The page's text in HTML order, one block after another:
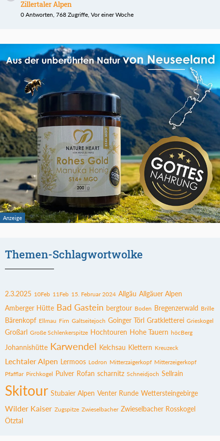
Zillertaler Alpen
0 Antworten, 768 Zugriffe, Vor einer Woche
Themen-Schlagwortwolke
2.3.2025 10Feb 11Feb 15. Februar 2024 Allgäu Allgäuer Alpen
Amberger Hütte Bad Gastein bergtour Boden Bregenzerwald Brille
Bärenkopf Ellmau Firn Galtseitejoch Goinger Törl Gratkletterei Grieskogel
Großarl Große Schlenkerspitze Hochtouren Hohe Tauern höcBerg
Johannishütte Karwendel Kelchsau Klettern Kreuzeck
Lechtaler Alpen Lermoos Lodron Mitterzaigerkopf Mitterzeigerkopf
Pfafflar Pirchkogel Pulver Rofan scharnitz Schneidjoch Sellrain
Skitour Stubaier Alpen Venter Runde Wettersteingebirge
Wilder Kaiser Zugspitze Zwieselbacher Zwieselbacher Rosskogel
Ötztal